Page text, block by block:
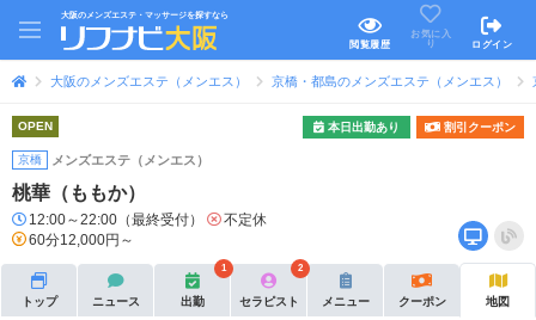
大阪のメンズエステ・マッサージを探すなら
閲覧履歴
お気に入
り
ログイン
大阪のメンズエステ（メンエス） 京橋・都島のメンズエステ（メンエス）
OPEN 本日出勤あり 割引クーポン
京橋 メンズエステ（メンエス）
桃華（ももか）
12:00～22:00（最終受付）
不定休
60分12,000円～
トップ ニュース 出勤
1
セラピスト
2
メニュー クーポン 地図